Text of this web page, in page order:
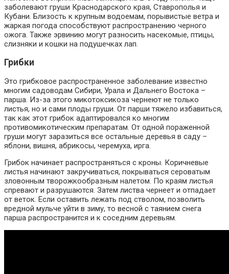
заболевают груши Краснодарского края, Ставрополья и
Кубани. Близость к крупным водоемам, порывистые ветра и
жаркая погода способствуют распространению черного
ожога. Также эрвинию могут разносить насекомые, птицы,
слизняки и кошки на подушечках лап.
Грибки
Это грибковое распространенное заболевание известно
многим садоводам Сибири, Урала и Дальнего Востока –
парша. Из-за этого микотоксикоза чернеют не только
листья, но и сами плоды груши. От парши тяжело избавиться,
так как этот грибок адаптировался ко многим
противомикотическим препаратам. От одной пораженной
груши могут заразиться все остальные деревья в саду –
яблони, вишня, абрикосы, черемуха, ирга.
Грибок начинает распространяться с кроны. Коричневые
листья начинают закручиваться, покрываться сероватым
зловонным творожкообразным налетом. По краям листья
спревают и разрушаются. Затем листва чернеет и отпадает
от веток. Если оставить лежать под стволом, позволить
вредной мульче уйти в зиму, то весной с таянием снега
парша распространится и к соседним деревьям.